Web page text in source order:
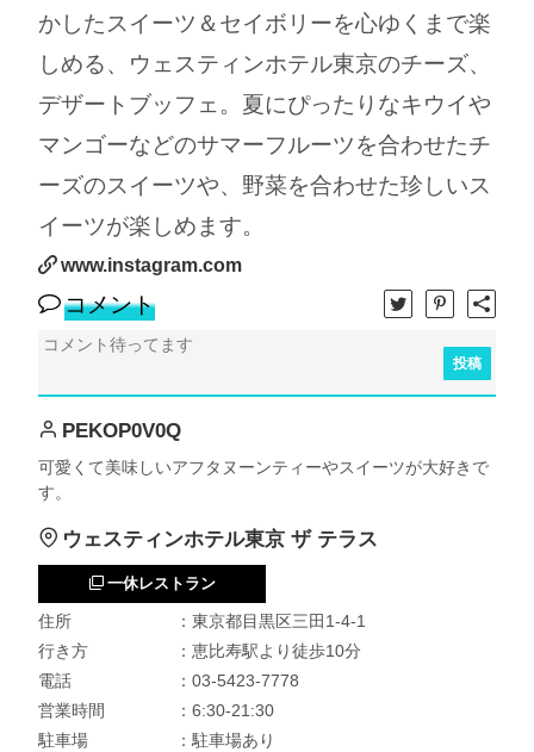
かしたスイーツ＆セイボリーを心ゆくまで楽
しめる、ウェスティンホテル東京のチーズ、
デザートブッフェ。夏にぴったりなキウイや
マンゴーなどのサマーフルーツを合わせたチ
ーズのスイーツや、野菜を合わせた珍しいス
イーツが楽しめます。
www.instagram.com
コメント
投稿
PEKOP0V0Q
可愛くて美味しいアフタヌーンティーやスイーツが大好きで
す。
ウェスティンホテル東京 ザ テラス
一休レストラン
住所
：東京都目黒区三田1-4-1
行き方
：恵比寿駅より徒歩10分
電話
：03-5423-7778
営業時間
：6:30-21:30
駐車場
：駐車場あり